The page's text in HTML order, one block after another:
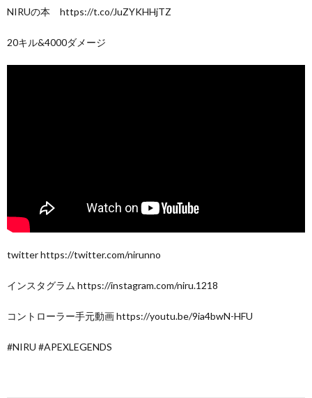
NIRUの本 https://t.co/JuZYKHHjTZ
20キル&4000ダメージ
twitter https://twitter.com/nirunno
インスタグラム https://instagram.com/niru.1218
コントローラー手元動画 https://youtu.be/9ia4bwN-HFU
#NIRU #APEXLEGENDS